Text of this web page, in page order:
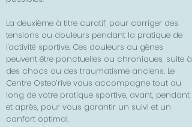
La deuxième à titre curatif, pour corriger des
tensions ou douleurs pendant la pratique de
l'activité sportive. Ces douleurs ou gènes
peuvent être ponctuelles ou chroniques, suite à
des chocs ou des traumatisme anciens. Le
Centre Osteo’rive vous accompagne tout au
long de votre pratique sportive, avant, pendant
et après, pour vous garantir un suivi et un
confort optimal.